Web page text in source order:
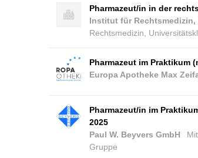
Pharmazeut/in in der
Institut für
Rechtsmedizin,
Pharmazeut im Praktikum
Europa Apotheke Max
Pharmazeut/in im
2025
Paul W. Beyvers GmbH
Gruppe